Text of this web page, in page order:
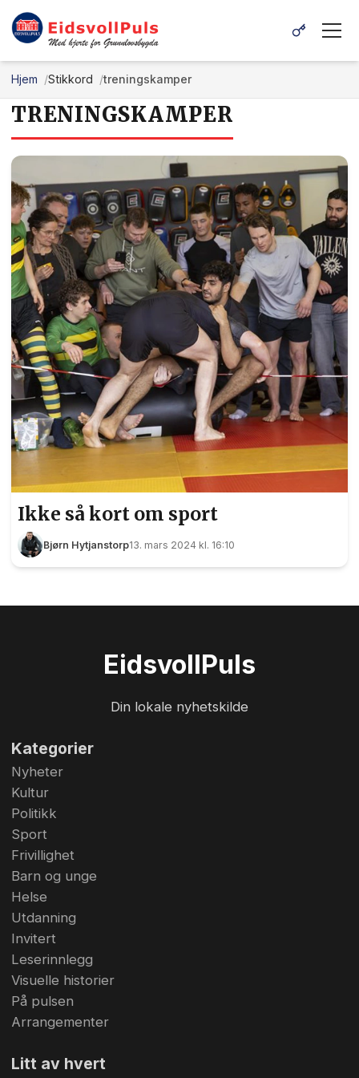
Hjem Stikkord treningskamper
TRENINGSKAMPER
Ikke så kort om sport
Bjørn Hytjanstorp13. mars 2024 kl. 16:10
EidsvollPuls
Din lokale nyhetskilde
Kategorier
Nyheter
Kultur
Politikk
Sport
Frivillighet
Barn og unge
Helse
Utdanning
Invitert
Leserinnlegg
Visuelle historier
På pulsen
Arrangementer
Litt av hvert